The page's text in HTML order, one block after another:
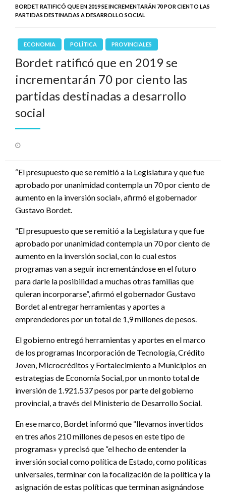
BORDET RATIFICÓ QUE EN 2019 SE INCREMENTARÁN 70 POR CIENTO LAS
PARTIDAS DESTINADAS A DESARROLLO SOCIAL
ECONOMIA POLÍTICA PROVINCIALES
Bordet ratificó que en 2019 se
incrementarán 70 por ciento las
partidas destinadas a desarrollo
social
“El presupuesto que se remitió a la Legislatura y que fue
aprobado por unanimidad contempla un 70 por ciento de
aumento en la inversión social», afirmó el gobernador
Gustavo Bordet.
“El presupuesto que se remitió a la Legislatura y que fue
aprobado por unanimidad contempla un 70 por ciento de
aumento en la inversión social, con lo cual estos
programas van a seguir incrementándose en el futuro
para darle la posibilidad a muchas otras familias que
quieran incorporarse”, afirmó el gobernador Gustavo
Bordet al entregar herramientas y aportes a
emprendedores por un total de 1,9 millones de pesos.
El gobierno entregó herramientas y aportes en el marco
de los programas Incorporación de Tecnología, Crédito
Joven, Microcréditos y Fortalecimiento a Municipios en
estrategias de Economía Social, por un monto total de
inversión de 1.921.537 pesos por parte del gobierno
provincial, a través del Ministerio de Desarrollo Social.
En ese marco, Bordet informó que “llevamos invertidos
en tres años 210 millones de pesos en este tipo de
programas» y precisó que “el hecho de entender la
inversión social como política de Estado, como políticas
universales, terminar con la focalización de la política y la
asignación de estas políticas que terminan asignándose